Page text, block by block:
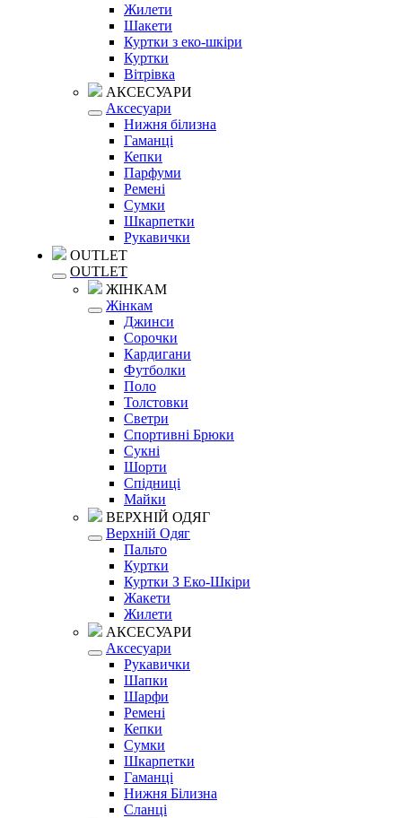
Жилети
Шакети
Куртки з еко-шкіри
Куртки
Вітрівка
АКСЕСУАРИ
Аксесуари
Нижня білизна
Гаманці
Кепки
Парфуми
Ремені
Сумки
Шкарпетки
Рукавички
OUTLET
OUTLET
ЖІНКАМ
Жінкам
Джинси
Сорочки
Кардигани
Футболки
Поло
Толстовки
Светри
Спортивні Брюки
Сукні
Шорти
Спідниці
Майки
ВЕРХНІЙ ОДЯГ
Верхній Одяг
Пальто
Куртки
Куртки З Еко-Шкіри
Жакети
Жилети
АКСЕСУАРИ
Аксесуари
Рукавички
Шапки
Шарфи
Ремені
Кепки
Сумки
Шкарпетки
Гаманці
Нижня Білизна
Сланці